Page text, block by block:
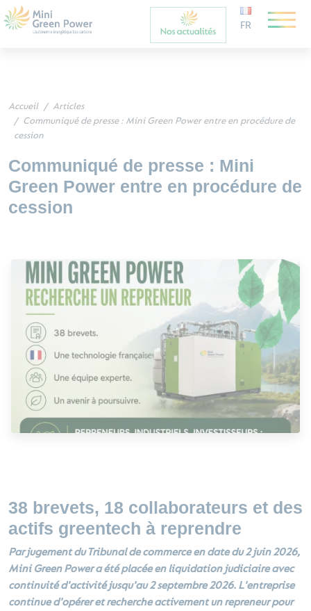
FR
Accueil
Articles
Communiqué de presse : Mini Green Power entre en procédure de
cession
Communiqué de presse : Mini
Green Power entre en procédure de
cession
38 brevets, 18 collaborateurs et des
actifs greentech à reprendre
Par jugement du Tribunal de commerce en date du 2 juin 2026,
Mini Green Power a été placée en liquidation judiciaire avec
continuité d'activité jusqu'au 2 septembre 2026. L'entreprise
continue d'opérer et recherche activement un repreneur pour